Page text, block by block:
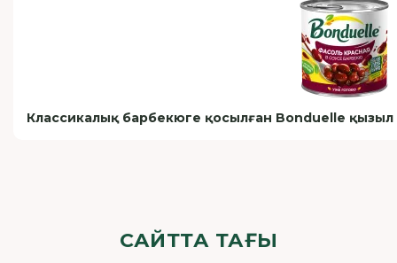
Классикалық барбекюге қосылған Bonduelle
САЙТТА ТАҒЫ